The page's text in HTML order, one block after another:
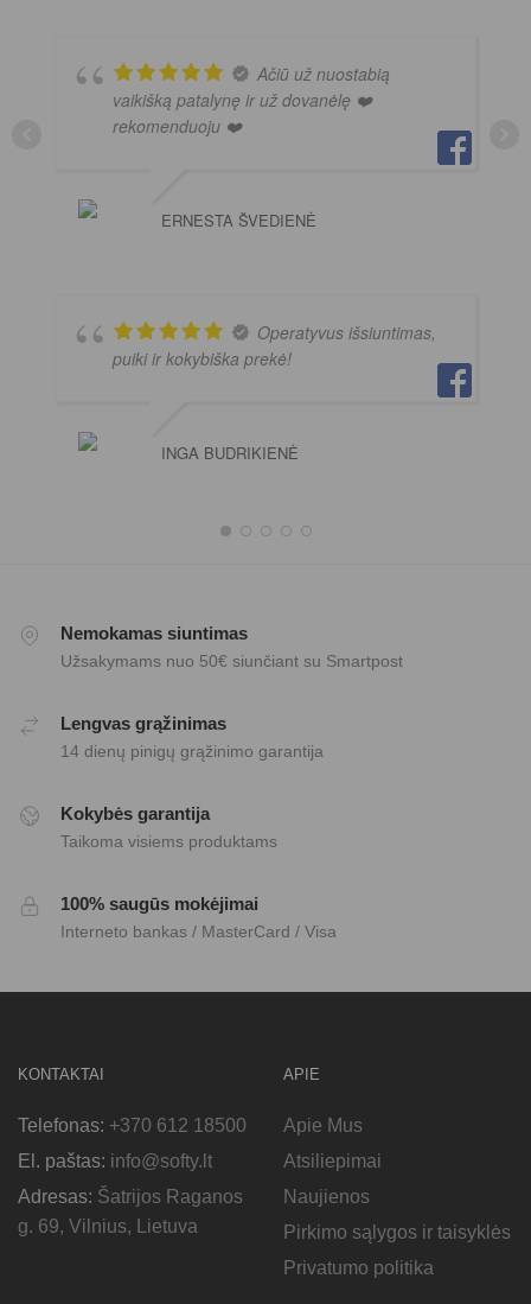
Ačiū už nuostabią
vaikišką patalynę ir už dovanėlę ❤️
rekomenduoju ❤️
ERNESTA ŠVEDIENĖ
Operatyvus išsiuntimas,
puiki ir kokybiška prekė!
INGA BUDRIKIENĖ
Nemokamas siuntimas
Užsakymams nuo 50€ siunčiant su Smartpost
Lengvas grąžinimas
14 dienų pinigų grąžinimo garantija
Kokybės garantija
Taikoma visiems produktams
100% saugūs mokėjimai
Interneto bankas / MasterCard / Visa
KONTAKTAI
Telefonas: +370 612 18500
El. paštas: info@softy.lt
Adresas: Šatrijos Raganos
g. 69, Vilnius, Lietuva
APIE
Apie Mus
Atsiliepimai
Naujienos
Pirkimo sąlygos ir taisyklės
Privatumo politika